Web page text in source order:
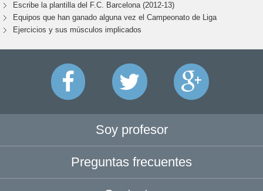
Escribe la plantilla del F.C. Barcelona (2012-13)
Equipos que han ganado alguna vez el Campeonato de Liga
Ejercicios y sus músculos implicados
Soy profesor
Preguntas frecuentes